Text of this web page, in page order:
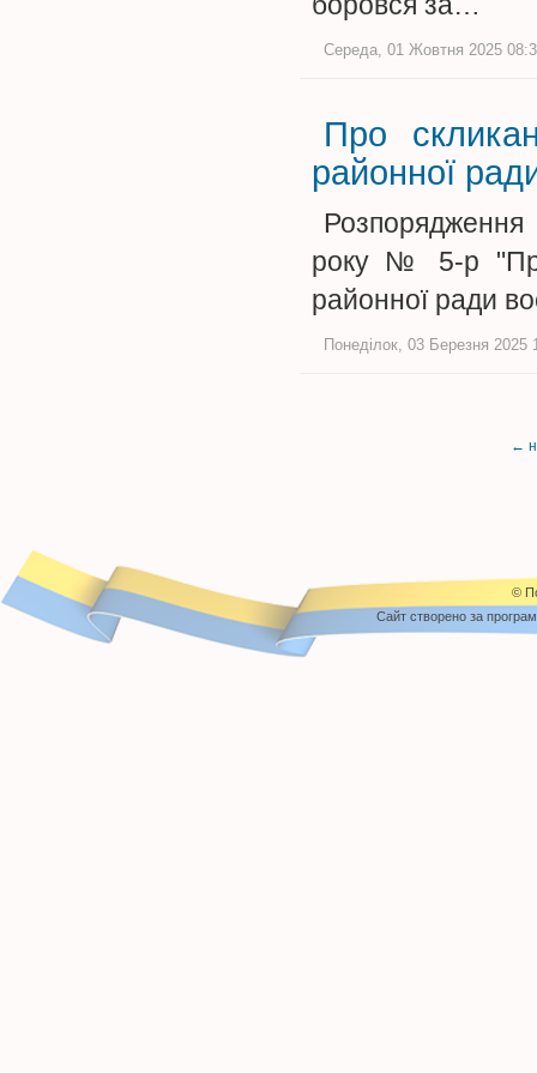
Середа, 01 Жовтня 2025
Про
районної
року № 5-р "Про
районної ради
Понеділок, 03 Березня 2025
←
©
Cайт створено за